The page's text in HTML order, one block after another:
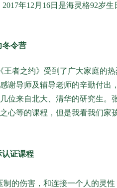
年12月16日是海灵格92岁生
冬令营
者之约》受到了广大家庭的
谢导师及辅导老师的辛勤付
位来自北大、清华的研究生
心等的课程，但是我看我们
认证课程
的伤害，和连接一个人的灵